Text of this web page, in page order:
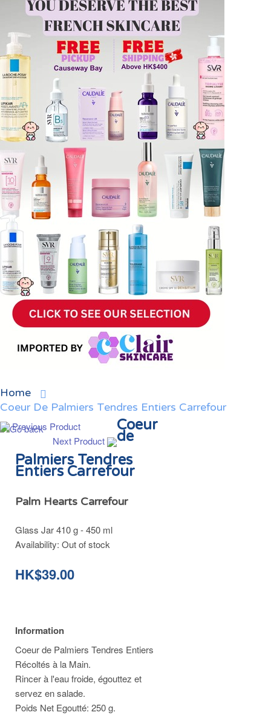
Home
Coeur De Palmiers Tendres Entiers Carrefour
Previous Product
Next Product
Coeur
de
Palmiers Tendres
Entiers Carrefour
Palm Hearts Carrefour
Glass Jar 410 g - 450 ml
Availability: Out of stock
HK$39.00
Information
Coeur de Palmiers Tendres Entiers
Récoltés à la Main.
Rincer à l'eau froide, égouttez et
servez en salade.
Poids Net Egoutté: 250 g.